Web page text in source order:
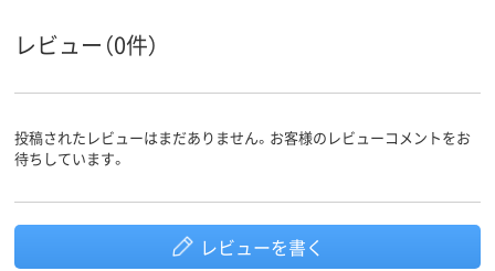
レビュー（0件）
投稿されたレビューはまだありません。お客様のレビューコメントをお
待ちしています。
レビューを書く